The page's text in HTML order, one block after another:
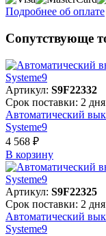
Подробнее об оплате
Сопутствующе
Артикул: S9F22332
Срок поставки: 2 дня
Автоматический
Systeme9
4 568 ₽
В корзинy
Артикул: S9F22325
Срок поставки: 2 дня
Автоматический
Systeme9